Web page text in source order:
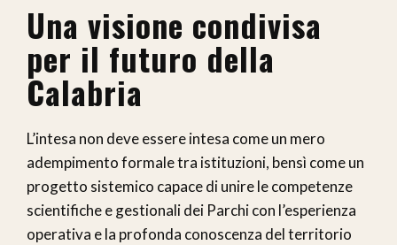
Una visione condivisa
per il futuro della
Calabria
L’intesa non deve essere intesa come un mero
adempimento formale tra istituzioni, bensì come un
progetto sistemico capace di unire le competenze
scientifiche e gestionali dei Parchi con l’esperienza
operativa e la profonda conoscenza del territorio